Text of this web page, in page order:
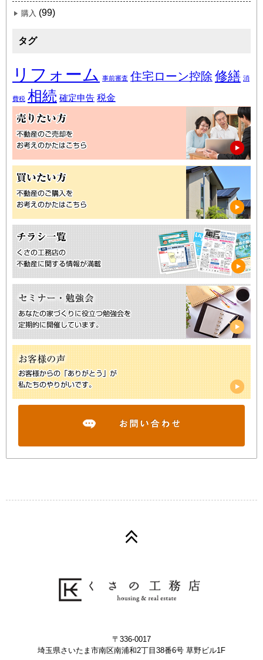
購入 (99)
タグ
リフォーム 事前審査 住宅ローン控除 修繕 消
費税 相続 確定申告 税金
〒336-0017
埼玉県さいたま市南区南浦和2丁目38番6号 草野ビル1F